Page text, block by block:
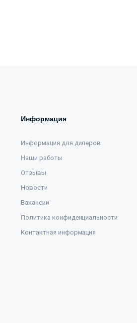
Информация
Информация для дилеров
Наши работы
Отзывы
Новости
Вакансии
Политика конфиденциальности
Контактная информация